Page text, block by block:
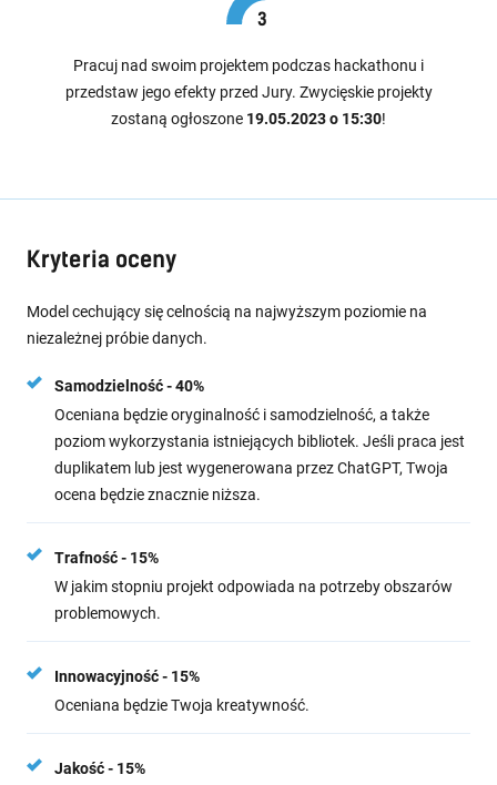
Pracuj nad swoim projektem podczas hackathonu i
przedstaw jego efekty przed Jury. Zwycięskie projekty
zostaną ogłoszone 19.05.2023 o 15:30!
Kryteria oceny
Model cechujący się celnością na najwyższym poziomie na
niezależnej próbie danych.
Samodzielność - 40%
Oceniana będzie oryginalność i samodzielność, a także
poziom wykorzystania istniejących bibliotek. Jeśli praca jest
duplikatem lub jest wygenerowana przez ChatGPT, Twoja
ocena będzie znacznie niższa.
Trafność - 15%
W jakim stopniu projekt odpowiada na potrzeby obszarów
problemowych.
Innowacyjność - 15%
Oceniana będzie Twoja kreatywność.
Jakość - 15%